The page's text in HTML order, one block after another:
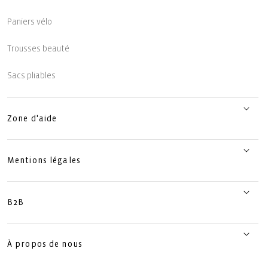
Paniers vélo
Trousses beauté
Sacs pliables
Zone d'aide
Mentions légales
B2B
À propos de nous